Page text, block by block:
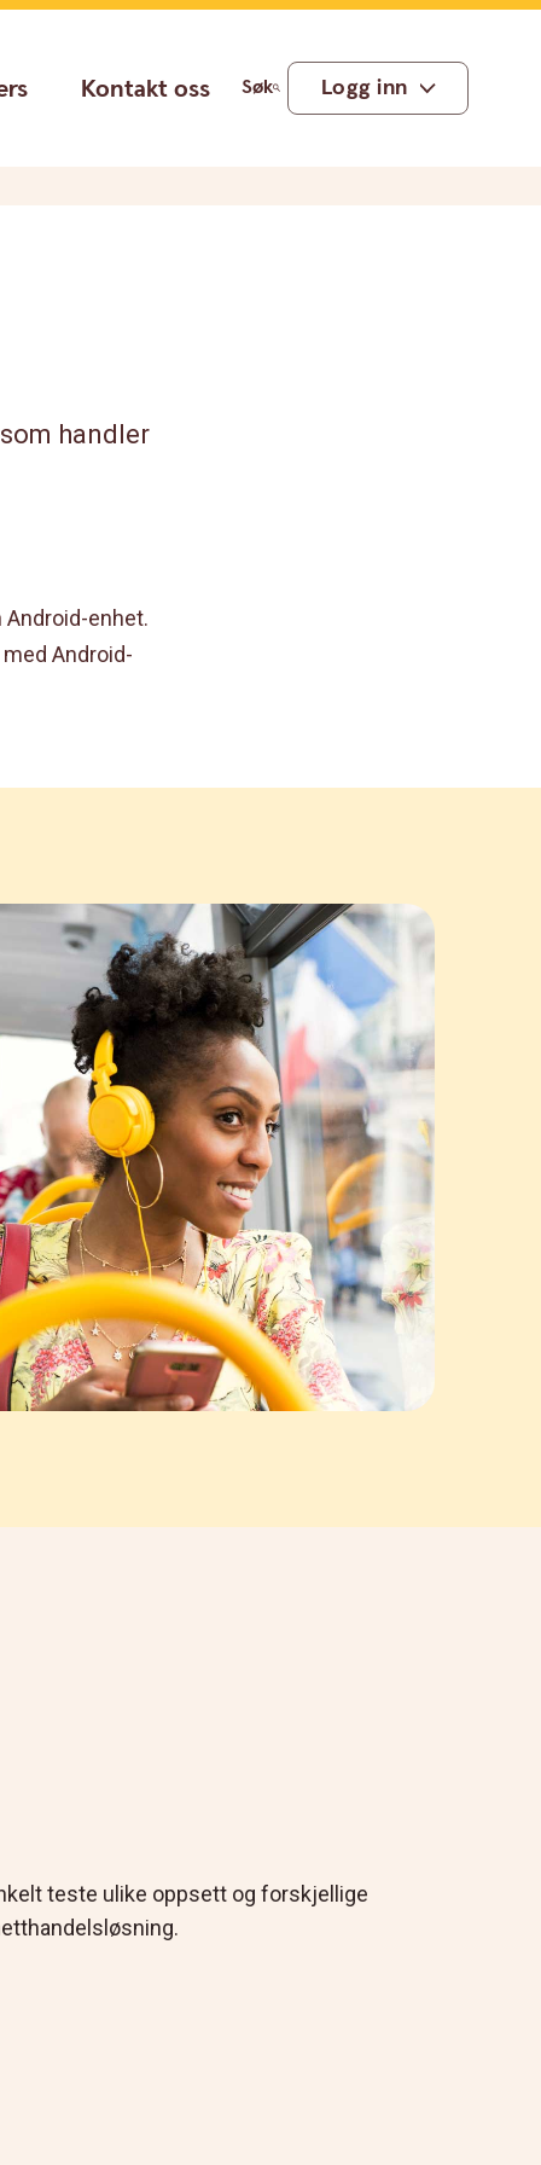
Kontakt oss Søk Logg inn
handler
Android-enhet.
Android-
teste ulike oppsett og forskjellige